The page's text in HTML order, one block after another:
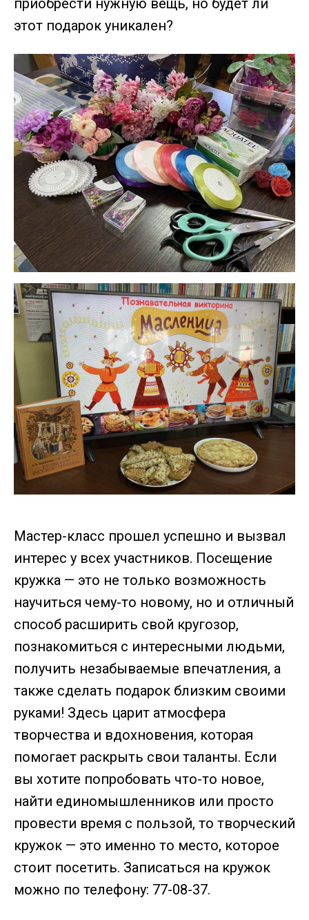
приобрести нужную вещь, но будет ли
этот подарок уникален?
Мастер-класс прошел успешно и вызвал
интерес у всех участников. Посещение
кружка — это не только возможность
научиться чему-то новому, но и отличный
способ расширить свой кругозор,
познакомиться с интересными людьми,
получить незабываемые впечатления, а
также сделать подарок близким своими
руками! Здесь царит атмосфера
творчества и вдохновения, которая
помогает раскрыть свои таланты. Если
вы хотите попробовать что-то новое,
найти единомышленников или просто
провести время с пользой, то творческий
кружок — это именно то место, которое
стоит посетить. Записаться на кружок
можно по телефону: 77-08-37.